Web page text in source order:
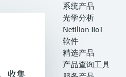
系统产品
光学分析
Netilion IIoT
软件
精选产品
产品查询工具
收集